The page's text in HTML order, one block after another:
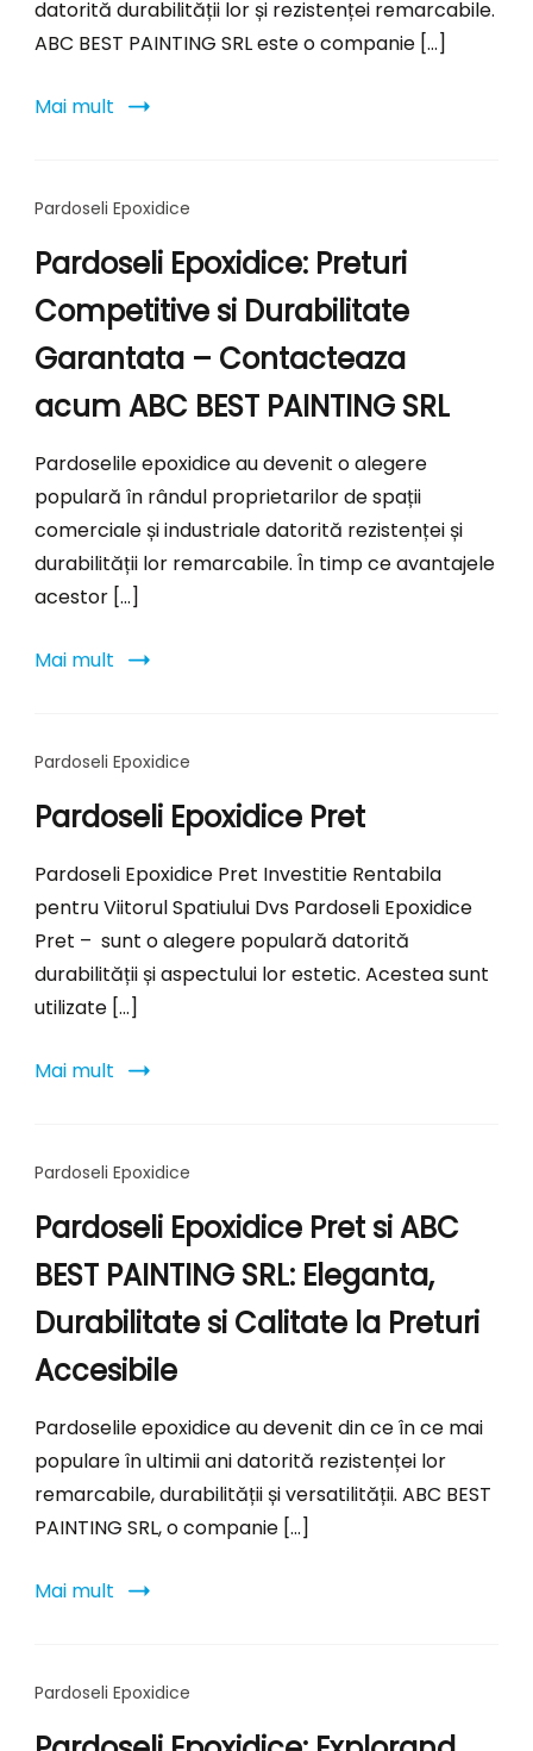
datorită durabilității lor și rezistenței remarcabile.
ABC BEST PAINTING SRL este o companie […]
Mai mult
Pardoseli Epoxidice
Pardoseli Epoxidice: Preturi
Competitive si Durabilitate
Garantata – Contacteaza
acum ABC BEST PAINTING SRL
Pardoselile epoxidice au devenit o alegere
populară în rândul proprietarilor de spații
comerciale și industriale datorită rezistenței și
durabilității lor remarcabile. În timp ce avantajele
acestor […]
Mai mult
Pardoseli Epoxidice
Pardoseli Epoxidice Pret
Pardoseli Epoxidice Pret Investitie Rentabila
pentru Viitorul Spatiului Dvs Pardoseli Epoxidice
Pret – sunt o alegere populară datorită
durabilității și aspectului lor estetic. Acestea sunt
utilizate […]
Mai mult
Pardoseli Epoxidice
Pardoseli Epoxidice Pret si ABC
BEST PAINTING SRL: Eleganta,
Durabilitate si Calitate la Preturi
Accesibile
Pardoselile epoxidice au devenit din ce în ce mai
populare în ultimii ani datorită rezistenței lor
remarcabile, durabilității și versatilității. ABC BEST
PAINTING SRL, o companie […]
Mai mult
Pardoseli Epoxidice